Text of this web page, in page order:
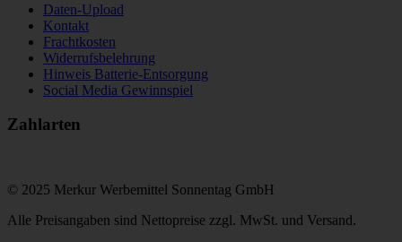
Daten-Upload
Kontakt
Frachtkosten
Widerrufsbelehrung
Hinweis Batterie-Entsorgung
Social Media Gewinnspiel
Zahlarten
© 2025 Merkur Werbemittel Sonnentag GmbH
Alle Preisangaben sind Nettopreise zzgl. MwSt. und Versand.